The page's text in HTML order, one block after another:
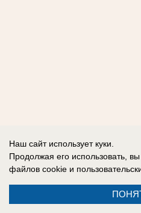
Наш сайт использует куки.
Продолжая его использовать,
файлов cookie и